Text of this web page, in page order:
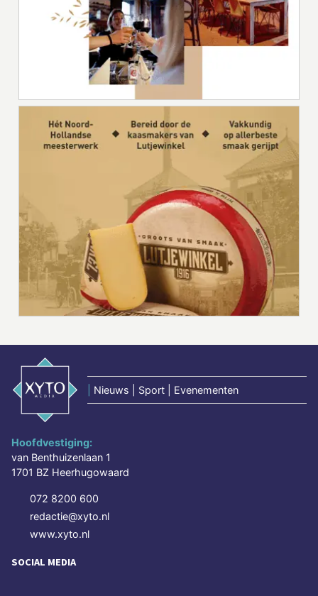
Nieuws | Sport | Evenementen
Hoofdvestiging:
van Benthuizenlaan 1
1701 BZ Heerhugowaard
072 8200 600
redactie@xyto.nl
www.xyto.nl
SOCIAL MEDIA